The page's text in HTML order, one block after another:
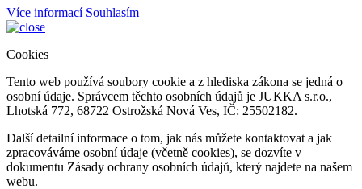
Více informací Souhlasím
Cookies
Tento web používá soubory cookie a z hlediska zákona se jedná o
osobní údaje. Správcem těchto osobních údajů je JUKKA s.r.o.,
Lhotská 772, 68722 Ostrožská Nová Ves, IČ: 25502182.
Další detailní informace o tom, jak nás můžete kontaktovat a jak
zpracováváme osobní údaje (včetně cookies), se dozvíte v
dokumentu Zásady ochrany osobních údajů, který najdete na našem
webu.